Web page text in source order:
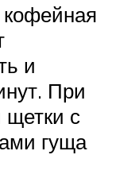
и
При
с
гуща